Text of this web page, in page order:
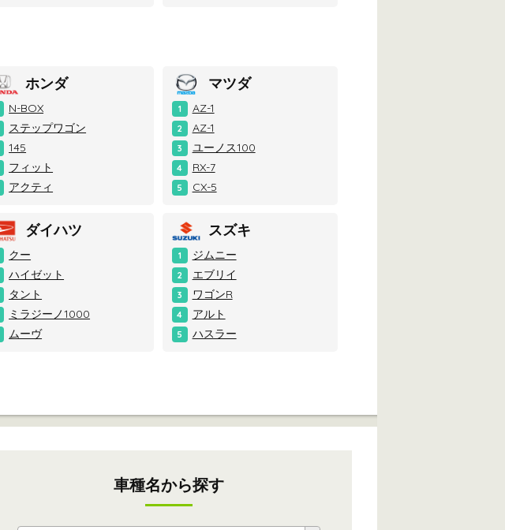
ホンダ
N-BOX
ステップワゴン
145
フィット
アクティ
マツダ
1 AZ-1
2 AZ-1
3 ユーノス100
4 RX-7
5 CX-5
ダイハツ
クー
ハイゼット
タント
ミラジーノ1000
ムーヴ
スズキ
1 ジムニー
2 エブリイ
3 ワゴンR
4 アルト
5 ハスラー
車種名から探す